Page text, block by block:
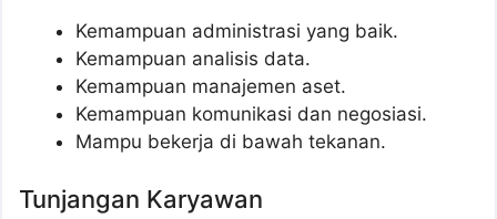
Kemampuan administrasi yang baik.
Kemampuan analisis data.
Kemampuan manajemen aset.
Kemampuan komunikasi dan negosiasi.
Mampu bekerja di bawah tekanan.
Tunjangan Karyawan